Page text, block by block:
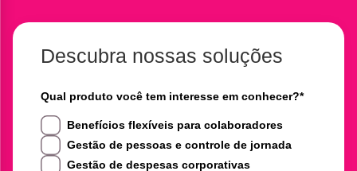
Descubra nossas soluções
Qual produto você tem interesse em conhecer?*
Benefícios flexíveis para colaboradores
Gestão de pessoas e controle de jornada
Gestão de despesas corporativas